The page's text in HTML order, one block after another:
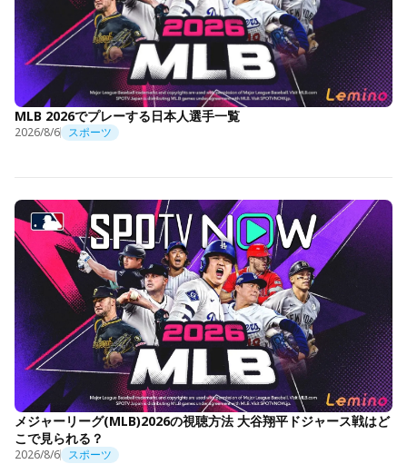
MLB 2026でプレーする日本人選手一覧
2026/8/6 スポーツ
メジャーリーグ(MLB)2026の視聴方法 大谷翔平ドジャース戦はど
こで見られる？
2026/8/6 スポーツ